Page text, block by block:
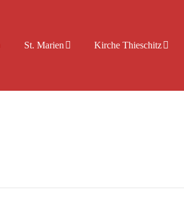
St. Marien Kirche Thieschitz